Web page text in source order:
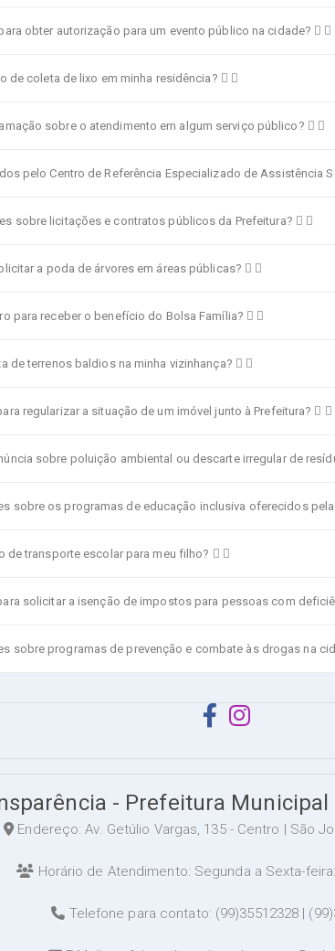
obter autorização para um evento público na cidade?
de coleta de lixo em minha residência?
sobre o atendimento em algum serviço público?
pelo Centro de Referência Especializado de Assistência
sobre licitações e contratos públicos da Prefeitura?
a poda de árvores em áreas públicas?
para receber o benefício do Bolsa Família?
de terrenos baldios na minha vizinhança?
regularizar a situação de um imóvel junto à Prefeitura?
sobre poluição ambiental ou descarte irregular de
sobre os programas de educação inclusiva oferecidos pela
de transporte escolar para meu filho?
solicitar a isenção de impostos para pessoas com
sobre programas de prevenção e combate às drogas na
- Prefeitura Municipal
Endereço: Av. Getúlio Vargas, 135 - Centro | São
Horário de Atendimento: Segunda a Sexta-
Telefone para contato: (99)35512328 |